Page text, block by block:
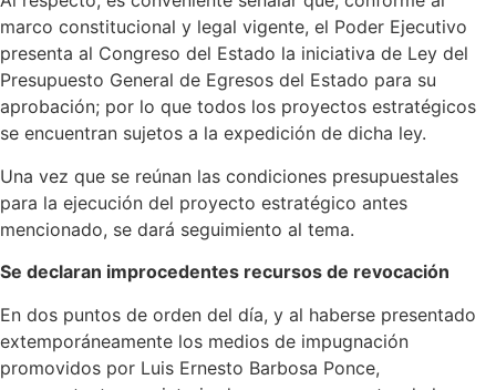
marco constitucional y legal vigente, el Poder Ejecutivo
presenta al Congreso del Estado la iniciativa de Ley del
Presupuesto General de Egresos del Estado para su
aprobación; por lo que todos los proyectos estratégicos
se encuentran sujetos a la expedición de dicha ley.
Una vez que se reúnan las condiciones presupuestales
para la ejecución del proyecto estratégico antes
mencionado, se dará seguimiento al tema.
Se declaran improcedentes recursos de revocación
En dos puntos de orden del día, y al haberse presentado
extemporáneamente los medios de impugnación
promovidos por Luis Ernesto Barbosa Ponce,